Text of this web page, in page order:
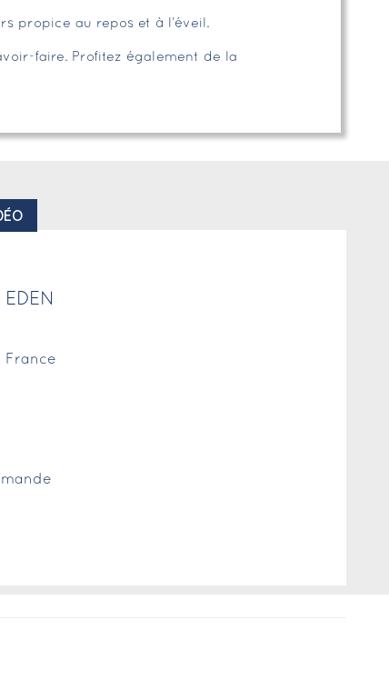
propice au repos et à l’éveil.
faire. Profitez également de la
France